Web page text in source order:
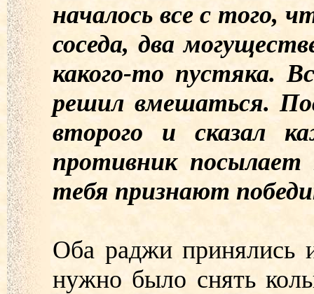
началось все с того,
соседа, два
какого-то пустяка.
решил вмешаться.
второго и сказал
противник посылает
тебя признают
Оба раджи принялись
нужно было снять